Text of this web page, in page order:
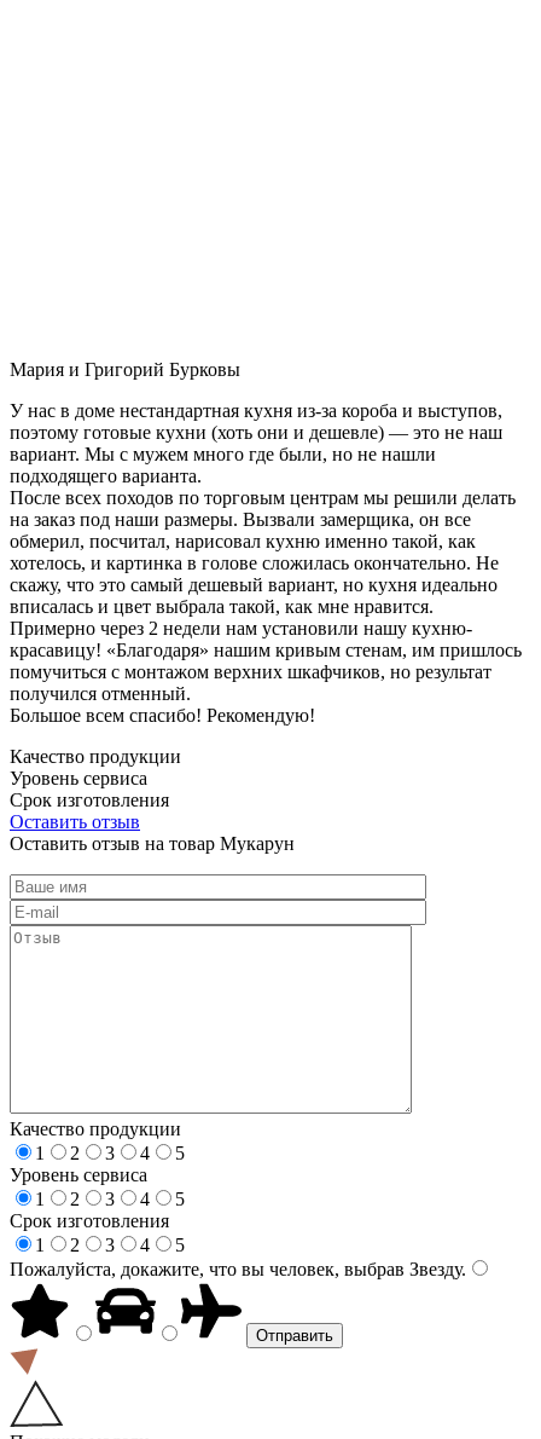
Мария и Григорий Бурковы
У нас в доме нестандартная кухня из-за короба и выступов,
поэтому готовые кухни (хоть они и дешевле) — это не наш
вариант. Мы с мужем много где были, но не нашли
подходящего варианта.
После всех походов по торговым центрам мы решили делать
на заказ под наши размеры. Вызвали замерщика, он все
обмерил, посчитал, нарисовал кухню именно такой, как
хотелось, и картинка в голове сложилась окончательно. Не
скажу, что это самый дешевый вариант, но кухня идеально
вписалась и цвет выбрала такой, как мне нравится.
Примерно через 2 недели нам установили нашу кухню-
красавицу! «Благодаря» нашим кривым стенам, им пришлось
помучиться с монтажом верхних шкафчиков, но результат
получился отменный.
Большое всем спасибо! Рекомендую!
Качество продукции
Уровень сервиса
Срок изготовления
Оставить отзыв
Оставить отзыв на товар Мукарун
Качество продукции
1
2 3 4
5
Уровень сервиса
1
2 3 4
5
Срок изготовления
1
2 3 4
5
Пожалуйста, докажите, что вы человек, выбрав Звезду.